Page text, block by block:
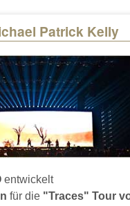
Patrick Kelly
entwickelt
für die "Traces" Tour